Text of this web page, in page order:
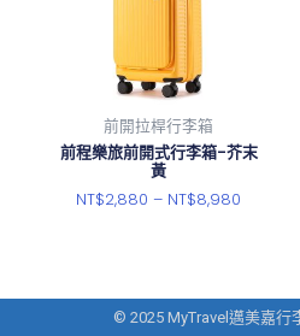
前開拉桿行李箱
前程樂旅前開式行李箱-芥末
黃
NT$2,880 – NT$8,980
© 2025 MyTravel邁美嘉行